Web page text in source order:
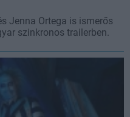
Jenna Ortega is ismerős
szinkronos trailerben.